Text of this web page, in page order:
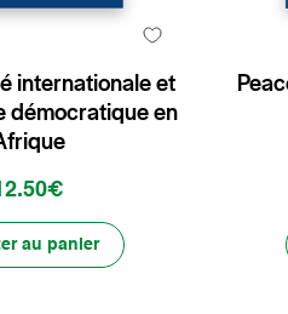
internationale et
démocratique en
au panier